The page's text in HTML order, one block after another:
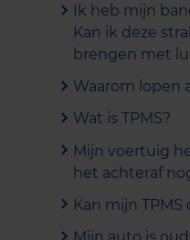
Ik heb mijn
Kan ik deze
brengen met
Waarom lopen
Wat is TPMS?
Mijn voertuig
het achteraf
Kan mijn